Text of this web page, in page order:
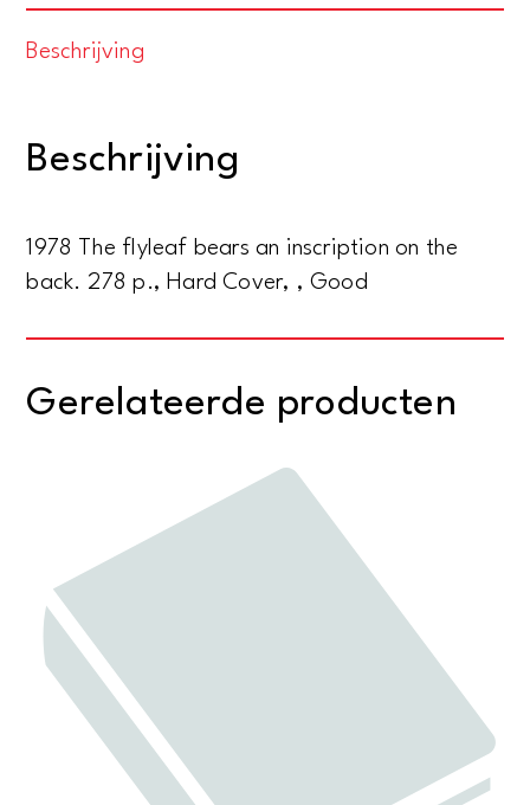
Beschrijving
Beschrijving
1978 The flyleaf bears an inscription on the
back. 278 p., Hard Cover, , Good
Gerelateerde producten